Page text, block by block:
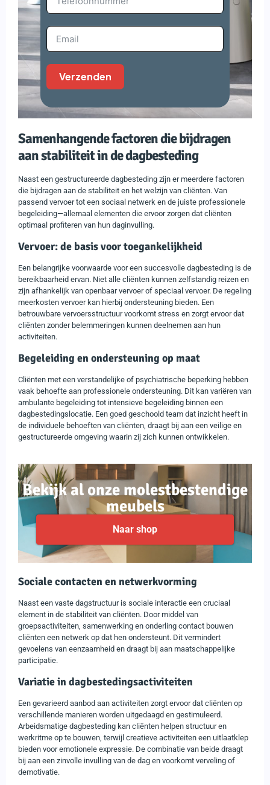
Verzenden
Samenhangende factoren die bijdragen
aan stabiliteit in de dagbesteding
Naast een gestructureerde dagbesteding zijn er meerdere factoren
die bijdragen aan de stabiliteit en het welzijn van cliënten. Van
passend vervoer tot een sociaal netwerk en de juiste professionele
begeleiding—allemaal elementen die ervoor zorgen dat cliënten
optimaal profiteren van hun daginvulling.
Vervoer: de basis voor toegankelijkheid
Een belangrijke voorwaarde voor een succesvolle dagbesteding is de
bereikbaarheid ervan. Niet alle cliënten kunnen zelfstandig reizen en
zijn afhankelijk van openbaar vervoer of speciaal vervoer. De regeling
meerkosten vervoer kan hierbij ondersteuning bieden. Een
betrouwbare vervoersstructuur voorkomt stress en zorgt ervoor dat
cliënten zonder belemmeringen kunnen deelnemen aan hun
activiteiten.
Begeleiding en ondersteuning op maat
Cliënten met een verstandelijke of psychiatrische beperking hebben
vaak behoefte aan professionele ondersteuning. Dit kan variëren van
ambulante begeleiding tot intensieve begeleiding binnen een
dagbestedingslocatie. Een goed geschoold team dat inzicht heeft in
de individuele behoeften van cliënten, draagt bij aan een veilige en
gestructureerde omgeving waarin zij zich kunnen ontwikkelen.
Bekijk al onze molestbestendige
meubels
Naar shop
Sociale contacten en netwerkvorming
Naast een vaste dagstructuur is sociale interactie een cruciaal
element in de stabiliteit van cliënten. Door middel van
groepsactiviteiten, samenwerking en onderling contact bouwen
cliënten een netwerk op dat hen ondersteunt. Dit vermindert
gevoelens van eenzaamheid en draagt bij aan maatschappelijke
participatie.
Variatie in dagbestedingsactiviteiten
Een gevarieerd aanbod aan activiteiten zorgt ervoor dat cliënten op
verschillende manieren worden uitgedaagd en gestimuleerd.
Arbeidsmatige dagbesteding kan cliënten helpen structuur en
werkritme op te bouwen, terwijl creatieve activiteiten een uitlaatklep
bieden voor emotionele expressie. De combinatie van beide draagt
bij aan een zinvolle invulling van de dag en voorkomt verveling of
demotivatie.